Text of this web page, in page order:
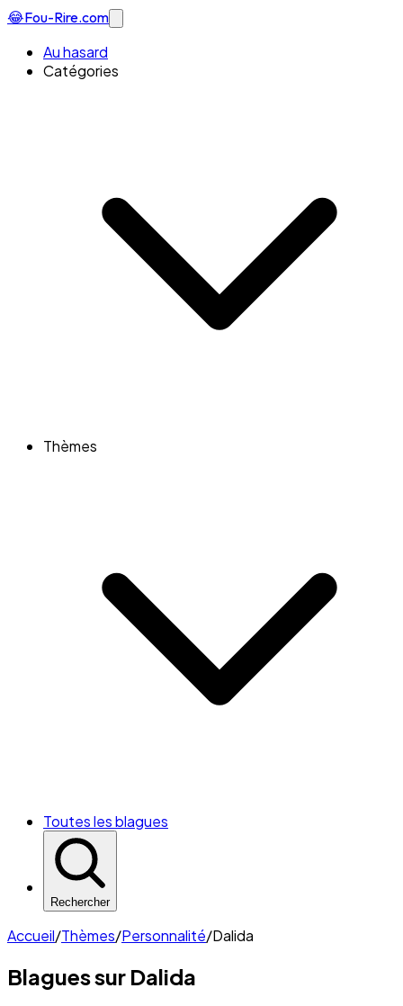
😂Fou-Rire.com
Au hasard
Catégories
Thèmes
Toutes les blagues
Rechercher
Accueil/Thèmes/Personnalité/Dalida
Blagues sur Dalida